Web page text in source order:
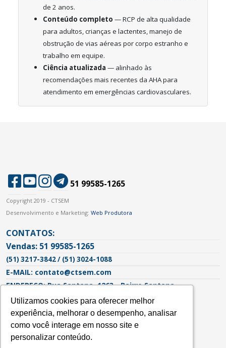
Utilizamos cookies para oferecer melhor
experiência, melhorar o desempenho, analisar
como você interage em nosso site e
personalizar conteúdo.
Utilizamos cookies para oferecer melhor
experiência, melhorar o desempenho, analisar
como você interage em nosso site e
personalizar conteúdo.
de 2 anos.
Conteúdo completo — RCP de alta qualidade
para adultos, crianças e lactentes, manejo de
obstrução de vias aéreas por corpo estranho e
trabalho em equipe.
Ciência atualizada — alinhado às
recomendações mais recentes da AHA para
atendimento em emergências cardiovasculares.
51 99585-1265
Copyright 2019 - CTSEM
Desenvolvimento e Marketing: Web Produtora
CONTATOS:
Vendas: 51 99585-1265
(51) 3217-3842 / (51) 3024-1088
E-MAIL: contato@ctsem.com
ENDEREÇO: Rua Santana, 1263 - Bairro Santana
Porto Alegre - RS | CEP: 90620-103